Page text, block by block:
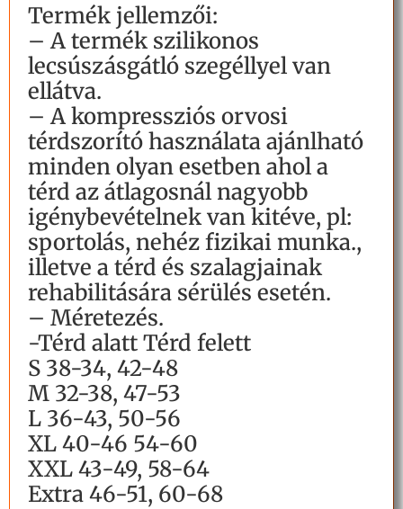
Termék jellemzői:
– A termék szilikonos
lecsúszásgátló szegéllyel van
ellátva.
– A kompressziós orvosi
térdszorító használata ajánlható
minden olyan esetben ahol a
térd az átlagosnál nagyobb
igénybevételnek van kitéve, pl:
sportolás, nehéz fizikai munka.,
illetve a térd és szalagjainak
rehabilitására sérülés esetén.
– Méretezés.
-Térd alatt Térd felett
S 38-34, 42-48
M 32-38, 47-53
L 36-43, 50-56
XL 40-46 54-60
XXL 43-49, 58-64
Extra 46-51, 60-68